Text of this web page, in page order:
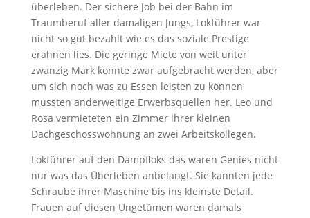
überleben. Der sichere Job bei der Bahn im
Traumberuf aller damaligen Jungs, Lokführer war
nicht so gut bezahlt wie es das soziale Prestige
erahnen lies. Die geringe Miete von weit unter
zwanzig Mark konnte zwar aufgebracht werden, aber
um sich noch was zu Essen leisten zu können
mussten anderweitige Erwerbsquellen her. Leo und
Rosa vermieteten ein Zimmer ihrer kleinen
Dachgeschosswohnung an zwei Arbeitskollegen.
Lokführer auf den Dampfloks das waren Genies nicht
nur was das Überleben anbelangt. Sie kannten jede
Schraube ihrer Maschine bis ins kleinste Detail.
Frauen auf diesen Ungetümen waren damals